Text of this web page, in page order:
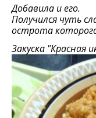
Добавила и его.
Получился чуть
острота
Закуска "Красная